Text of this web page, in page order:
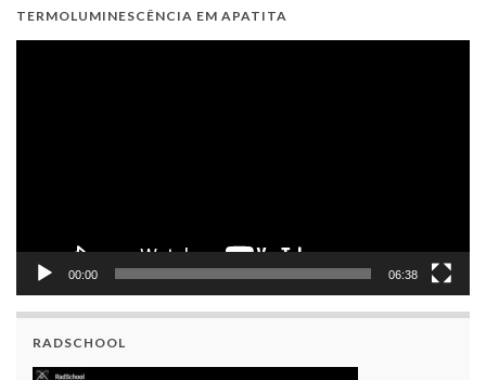
TERMOLUMINESCÊNCIA EM APATITA
00:00 06:38
RADSCHOOL